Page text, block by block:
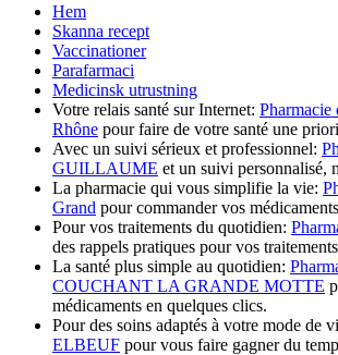
Hem
Skanna recept
Vaccinationer
Parafarmaci
Medicinsk utrustning
Votre relais santé sur Internet:
Rhône pour faire de votre santé une
Avec un suivi sérieux et professionnel:
GUILLAUME et un suivi personnalisé,
La pharmacie qui vous simplifie la vie:
Grand pour commander vos
Pour vos traitements du quotidien:
des rappels pratiques pour vos
La santé plus simple au quotidien:
COUCHANT LA GRANDE MOTTE
médicaments en quelques clics.
Pour des soins adaptés à votre mode de
ELBEUF pour vous faire gagner du